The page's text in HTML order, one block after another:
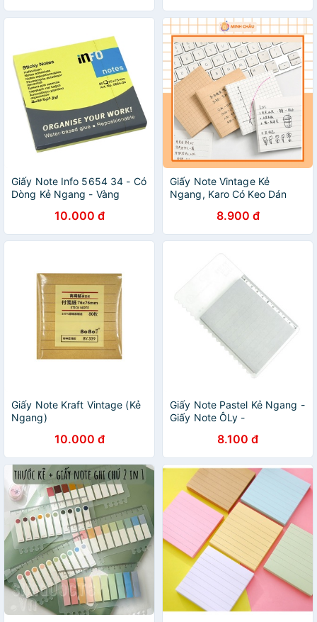
Giấy Note Info 5654 34 - Có
Dòng Kẻ Ngang - Vàng
10.000 đ
Giấy Note Vintage Kẻ
Ngang, Karo Có Keo Dán
8.900 đ
Giấy Note Kraft Vintage (Kẻ
Ngang)
10.000 đ
Giấy Note Pastel Kẻ Ngang -
Giấy Note ÔLy -
8.100 đ